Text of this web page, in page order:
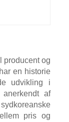
producent og
en historie
udvikling i
af
pris og